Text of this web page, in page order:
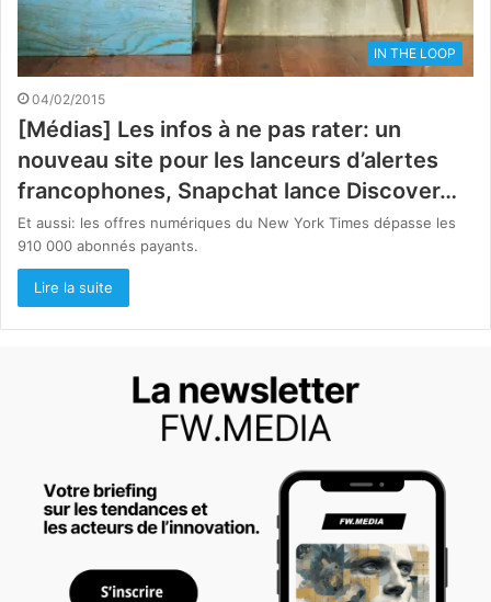
IN THE LOOP
04/02/2015
[Médias] Les infos à ne pas rater: un
nouveau site pour les lanceurs d’alertes
francophones, Snapchat lance Discover…
Et aussi: les offres numériques du New York Times dépasse les
910 000 abonnés payants.
Lire la suite